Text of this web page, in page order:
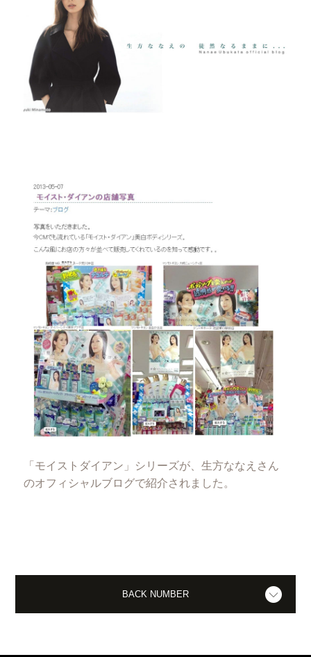
「モイストダイアン」シリーズが、生方ななえさん
のオフィシャルブログで紹介されました。
BACK NUMBER